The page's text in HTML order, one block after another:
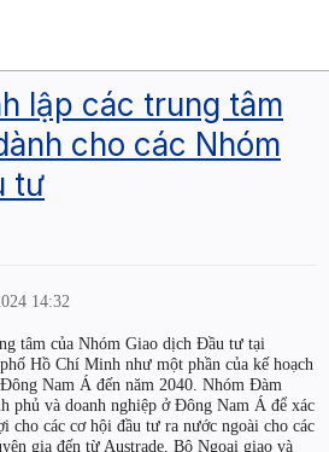
lập các trung tâm
cho các Nhóm
tư
14:32
tâm của Nhóm Giao dịch Đầu tư tại
Hồ Chí Minh như một phần của kế hoạch
Nam Á đến năm 2040. Nhóm Đàm
phủ và doanh nghiệp ở Đông Nam Á để xác
cho các cơ hội đầu tư ra nước ngoài cho các
gia đến từ Austrade, Bộ Ngoại giao và